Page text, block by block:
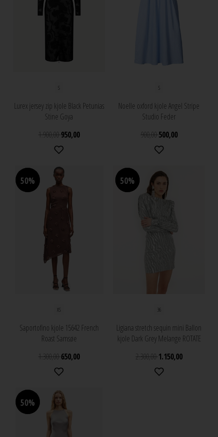
S
Lurex jersey zip kjole Black Petunias
Stine Goya
1.900,00950,00
S
Noelle oxford kjole Angel Stripe
Studio Feder
900,00500,00
50%
50%
XS
Saportofino kjole 15642 French
Roast Samsøe
1.300,00650,00
50%
50%
36
Ligiana stretch sequin mini Ballon
kjole Dark Grey Melange ROTATE
2.300,001.150,00
50%
50%